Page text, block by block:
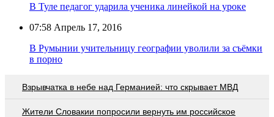
В Туле педагог ударила ученика линейкой на уроке
07:58 Апрель 17, 2016
В Румынии учительницу географии уволили за съёмки
в порно
Взрывчатка в небе над Германией: что скрывает МВД
Жители Словакии попросили вернуть им российское